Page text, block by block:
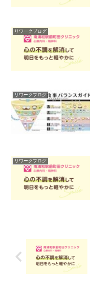
リワークブログ
リワークブログ
リワークブログ